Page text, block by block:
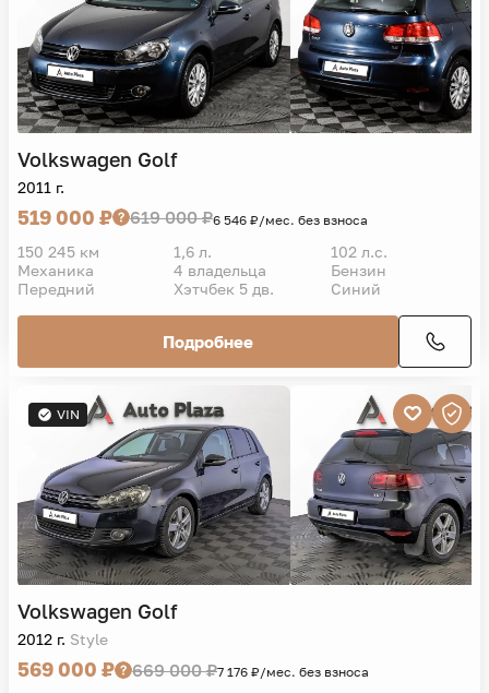
Volkswagen Golf
2011 г.
519 000 ₽ 619 000 ₽6 546 ₽/мес. без взноса
150 245 км 1,6 л.
102 л.с.
Механика
4 владельца
Бензин
Передний
Хэтчбек 5 дв. Синий
Подробнее
VIN
Volkswagen Golf
2012 г. Style
569 000 ₽ 669 000 ₽7 176 ₽/мес. без взноса